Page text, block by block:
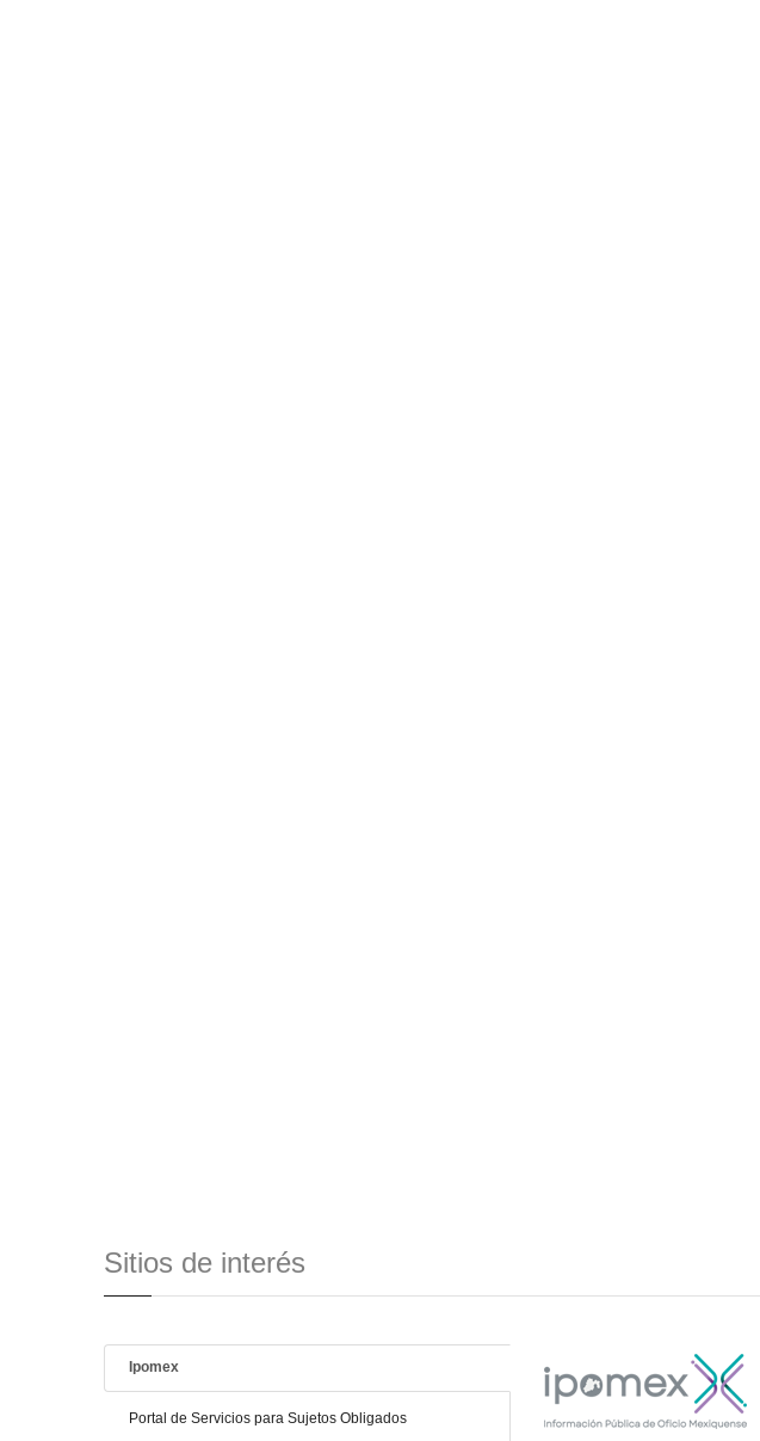
Sitios de interés
Ipomex
Portal de Servicios para Sujetos Obligados